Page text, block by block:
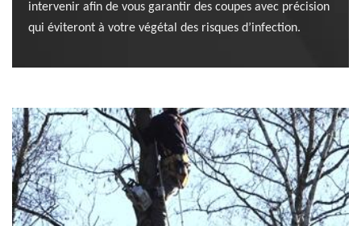
intervenir afin de vous garantir des coupes avec précision
qui éviteront à votre végétal des risques d’infection.